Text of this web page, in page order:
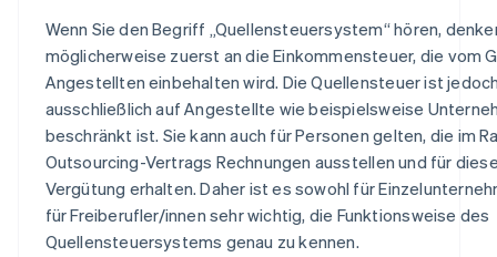
Wenn Sie den Begriff „Quellensteuersystem“ hören,
möglicherweise zuerst an die Einkommensteuer, die vom
Angestellten einbehalten wird. Die Quellensteuer ist
ausschließlich auf Angestellte wie beispielsweise
beschränkt ist. Sie kann auch für Personen gelten, die im
Outsourcing-Vertrags Rechnungen ausstellen und für
Vergütung erhalten. Daher ist es sowohl für
für Freiberufler/innen sehr wichtig, die Funktionsweise des
Quellensteuersystems genau zu kennen.